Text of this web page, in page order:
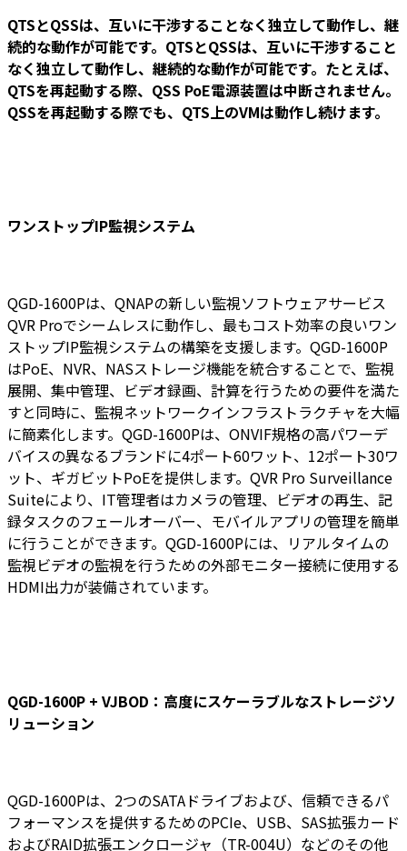
QTSとQSSは、互いに干渉することなく独立して動作し、継
続的な動作が可能です。QTSとQSSは、互いに干渉すること
なく独立して動作し、継続的な動作が可能です。たとえば、
QTSを再起動する際、QSS PoE電源装置は中断されません。
QSSを再起動する際でも、QTS上のVMは動作し続けます。
ワンストップIP監視システム
QGD-1600Pは、QNAPの新しい監視ソフトウェアサービス
QVR Proでシームレスに動作し、最もコスト効率の良いワン
ストップIP監視システムの構築を支援します。QGD-1600P
はPoE、NVR、NASストレージ機能を統合することで、監視
展開、集中管理、ビデオ録画、計算を行うための要件を満た
すと同時に、監視ネットワークインフラストラクチャを大幅
に簡素化します。QGD-1600Pは、ONVIF規格の高パワーデ
バイスの異なるブランドに4ポート60ワット、12ポート30ワ
ット、ギガビットPoEを提供します。QVR Pro Surveillance
Suiteにより、IT管理者はカメラの管理、ビデオの再生、記
録タスクのフェールオーバー、モバイルアプリの管理を簡単
に行うことができます。QGD-1600Pには、リアルタイムの
監視ビデオの監視を行うための外部モニター接続に使用する
HDMI出力が装備されています。
QGD-1600P + VJBOD：高度にスケーラブルなストレージソ
リューション
QGD-1600Pは、2つのSATAドライブおよび、信頼できるパ
フォーマンスを提供するためのPCIe、USB、SAS拡張カード
およびRAID拡張エンクロージャ（TR-004U）などのその他